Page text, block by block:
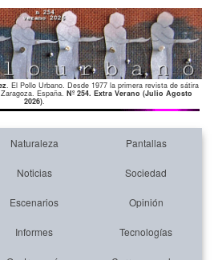
. El Pollo Urbano. Desde 1977 la primera revista de sátira
España. Nº 254. Extra Verano (Julio Agosto
2026).
Naturaleza Pantallas
Noticias Sociedad
Escenarios Opinión
Informes Tecnologías